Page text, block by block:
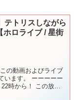
テトリスしながら
ホロライブ / 星街
の動画およびライブ
います。 ーーーーー
時から！ この放送